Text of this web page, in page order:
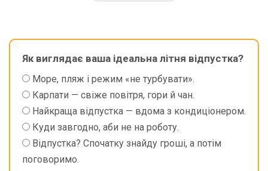
Як виглядає ваша ідеальна літня відпустка?
Море, пляж і режим «не турбувати».
Карпати — свіже повітря, гори й чан.
Найкраща відпустка — вдома з кондиціонером.
Куди завгодно, аби не на роботу.
Відпустка? Спочатку знайду гроші, а потім
поговоримо.